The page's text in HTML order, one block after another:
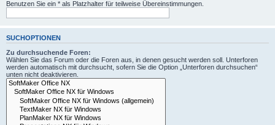
Benutzen Sie ein * als Platzhalter für teilweise Übereinstimmungen.
SUCHOPTIONEN
Zu durchsuchende Foren:
Wählen Sie das Forum oder die Foren aus, in denen gesucht werden soll. Unterforen
werden automatisch mit durchsucht, sofern Sie die Option „Unterforen durchsuchen“
unten nicht deaktivieren.